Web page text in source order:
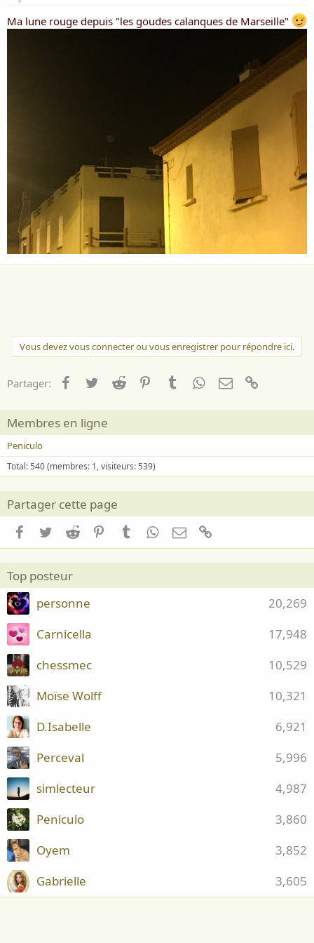
Ma lune rouge depuis "les goudes calanques de Marseille"
Vous devez vous connecter ou vous enregistrer pour répondre ici.
Partager: Facebook
TwitterReddit PinterestTumblrWhatsApp
Email
Membres en ligne
Peniculo
Total: 540 (membres: 1, visiteurs: 539)
Partager cette page
Facebook
TwitterReddit PinterestTumblrWhatsApp
Email
Top posteur
20,269
personne
17,948
Carnicella
10,529
chessmec
10,321
Moïse Wolff
6,921
D.Isabelle
5,996
Perceval
4,987
simlecteur
3,860
Peniculo
3,852
Oyem
3,605
Gabrielle